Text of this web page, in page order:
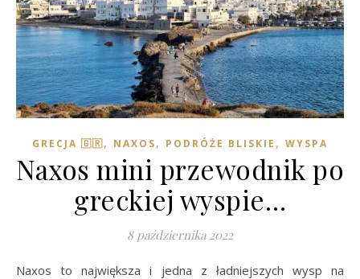
GRECJA 🇬🇷, NAXOS, PODRÓŻE BLISKIE , WYSPA
Naxos mini przewodnik po
greckiej wyspie…
8 października 2022
Naxos to największa i jedna z ładniejszych wysp na